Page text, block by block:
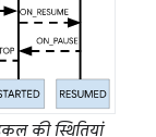
की स्थितियां